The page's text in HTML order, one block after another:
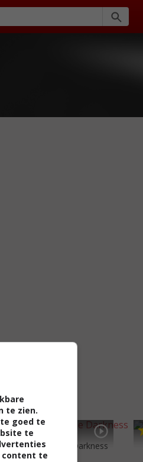
54
We Summon the Darkness
(2019)
te zien.
goed te
te
content te